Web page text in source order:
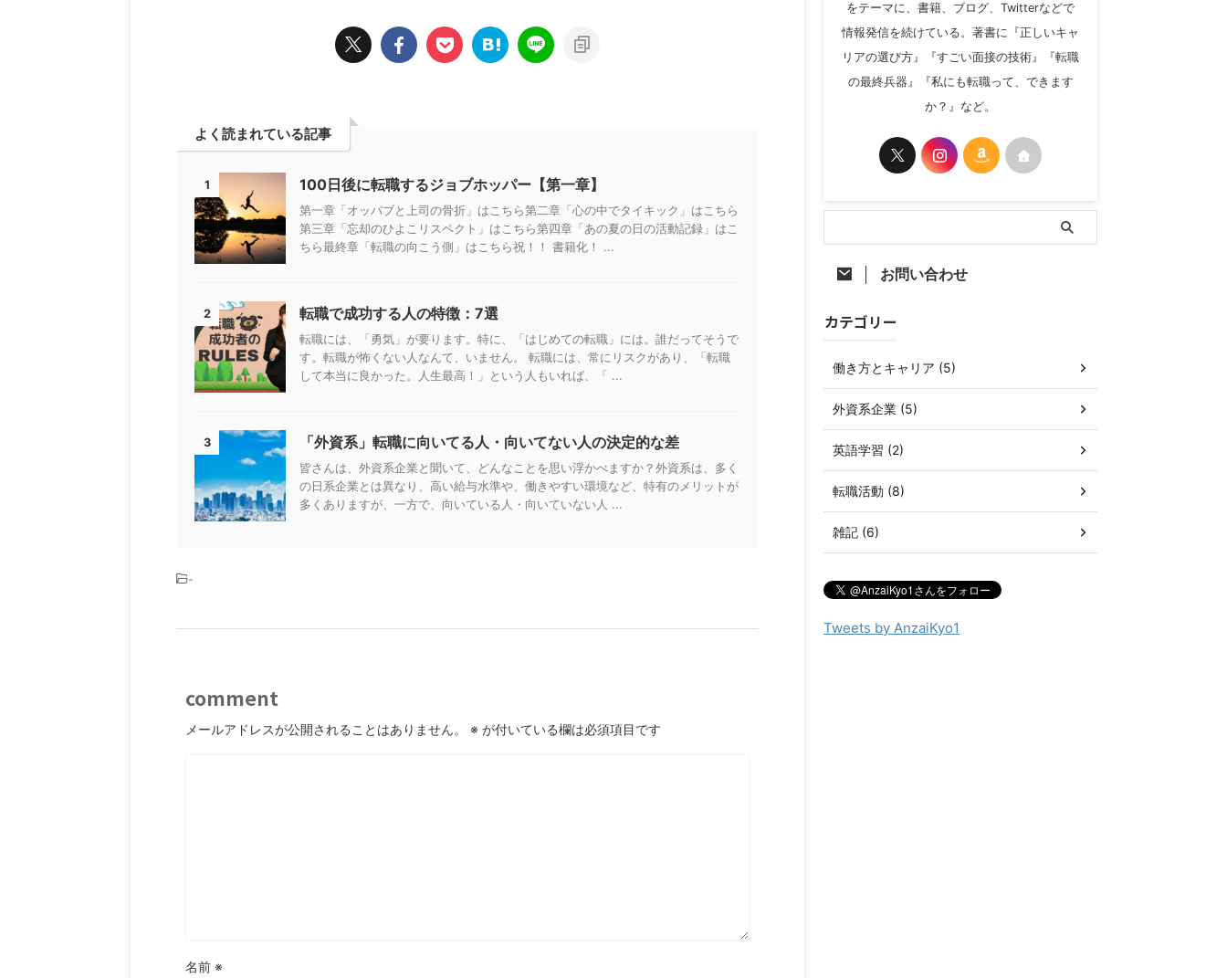
よく読まれている記事
1 100日後に転職するジョブホッパー【第一章】
第一章「オッパブと上司の骨折」はこちら第二章「心の中でタイキック」はこちら
第三章「忘却のひよこリスペクト」はこちら第四章「あの夏の日の活動記録」はこ
ちら最終章「転職の向こう側」はこちら祝！！ 書籍化！ ...
2 転職で成功する人の特徴：7選
転職には、「勇気」が要ります。特に、「はじめての転職」には。誰だってそうで
す。転職が怖くない人なんて、いません。 転職には、常にリスクがあり、「転職
して本当に良かった。人生最高！」という人もいれば、「 ...
3 「外資系」転職に向いてる人・向いてない人の決定的な差
皆さんは、外資系企業と聞いて、どんなことを思い浮かべますか？外資系は、多く
の日系企業とは異なり、高い給与水準や、働きやすい環境など、特有のメリットが
多くありますが、一方で、向いている人・向いていない人 ...
-
comment
メールアドレスが公開されることはありません。 ※ が付いている欄は必須項目です
名前 ※
をテーマに、書籍、ブログ、Twitterなどで
情報発信を続けている。著書に『正しいキャ
リアの選び方』『すごい面接の技術』『転職
の最終兵器』『私にも転職って、できます
か？』など。
お問い合わせ
カテゴリー
働き方とキャリア (5)
外資系企業 (5)
英語学習 (2)
転職活動 (8)
雑記 (6)
Tweets by AnzaiKyo1